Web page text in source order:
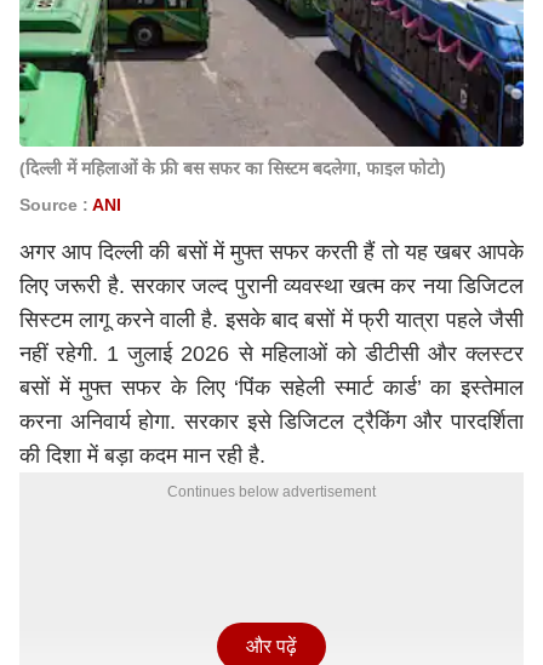
(दिल्ली में महिलाओं के फ्री बस सफर का सिस्टम बदलेगा, फाइल फोटो)
Source : ANI
अगर आप दिल्ली की बसों में मुफ्त सफर करती हैं तो यह खबर आपके
लिए जरूरी है. सरकार जल्द पुरानी व्यवस्था खत्म कर नया डिजिटल
सिस्टम लागू करने वाली है. इसके बाद बसों में फ्री यात्रा पहले जैसी
नहीं रहेगी. 1 जुलाई 2026 से महिलाओं को डीटीसी और क्लस्टर
बसों में मुफ्त सफर के लिए ‘पिंक सहेली स्मार्ट कार्ड’ का इस्तेमाल
करना अनिवार्य होगा. सरकार इसे डिजिटल ट्रैकिंग और पारदर्शिता
की दिशा में बड़ा कदम मान रही है.
Continues below advertisement
और पढ़ें